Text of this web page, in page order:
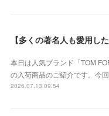
本日は人気ブランド「TOM
の入荷商品のご紹介です。今
2026.07.13 09:54